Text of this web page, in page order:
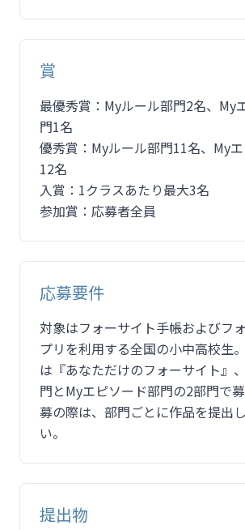
賞
最優秀賞：Myルール部門2名、My
門1名
優秀賞：Myルール部門11名、My
12名
入賞：1クラスあたり最大3名
参加賞：応募者全員
応募要件
対象はフォーサイト手帳およびフ
プリを利用する全国の小中高校生
は『あなただけのフォーサイト』
門とMyエピソード部門の2部門で
募の際は、部門ごとに作品を提出
い。
提出物